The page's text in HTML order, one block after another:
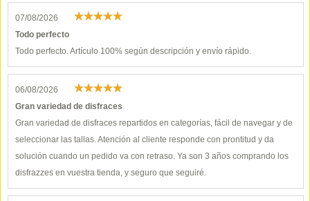
07/08/2026
Todo perfecto
Todo perfecto. Artículo 100% según descripción y envío rápido.
06/08/2026
Gran variedad de disfraces
Gran variedad de disfraces repartidos en categorías, fácil de navegar y de
seleccionar las tallas. Atención al cliente responde con prontitud y da
solución cuando un pedido va con retraso. Ya son 3 años comprando los
disfrazzes en vuestra tienda, y seguro que seguiré.